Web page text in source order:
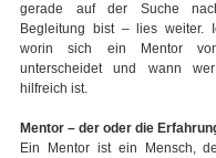
gerade auf der Suche
Begleitung bist – lies weiter.
worin sich ein Mentor
unterscheidet und wann
hilfreich ist.
Mentor – der oder die
Ein Mentor ist ein Mensch,